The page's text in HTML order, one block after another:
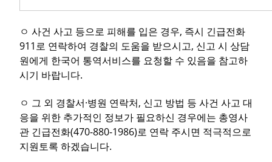
ㅇ 사건 사고 등으로 피해를 입은 경우, 즉시 긴급전화
911로 연락하여 경찰의 도움을 받으시고, 신고 시 상담
원에게 한국어 통역서비스를 요청할 수 있음을 참고하
시기 바랍니다.
ㅇ 그 외 경찰서·병원 연락처, 신고 방법 등 사건 사고 대
응을 위한 추가적인 정보가 필요하신 경우에는 총영사
관 긴급전화(470-880-1986)로 연락 주시면 적극적으로
지원토록 하겠습니다.